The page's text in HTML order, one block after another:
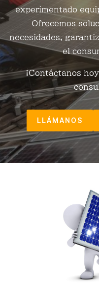
experimentado
Ofrecemos
necesidades,
el
¡Contáctanos
LLÁMANOS